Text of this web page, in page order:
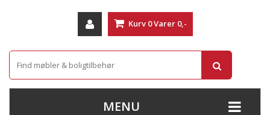
Kurv 0Varer 0,-
MENU